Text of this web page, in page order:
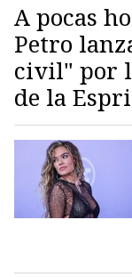
A pocas
Petro
civil" por
de la